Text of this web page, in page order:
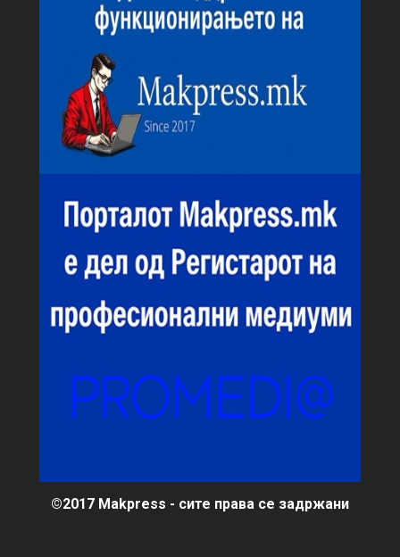
©2017 Makpress - сите права се задржани